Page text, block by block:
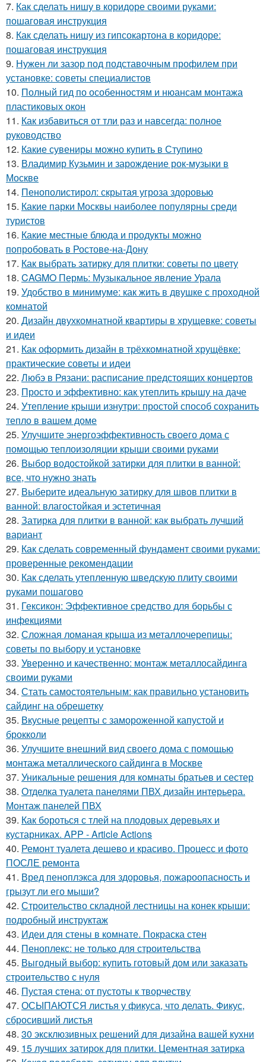
7. Как сделать нишу в коридоре своими руками:
пошаговая инструкция
8. Как сделать нишу из гипсокартона в коридоре:
пошаговая инструкция
9. Нужен ли зазор под подставочным профилем при
установке: советы специалистов
10. Полный гид по особенностям и нюансам монтажа
пластиковых окон
11. Как избавиться от тли раз и навсегда: полное
руководство
12. Какие сувениры можно купить в Ступино
13. Владимир Кузьмин и зарождение рок-музыки в
Москве
14. Пенополистирол: скрытая угроза здоровью
15. Какие парки Москвы наиболее популярны среди
туристов
16. Какие местные блюда и продукты можно
попробовать в Ростове-на-Дону
17. Как выбрать затирку для плитки: советы по цвету
18. CAGMO Пермь: Музыкальное явление Урала
19. Удобство в минимуме: как жить в двушке с проходной
комнатой
20. Дизайн двухкомнатной квартиры в хрущевке: советы
и идеи
21. Как оформить дизайн в трёхкомнатной хрущёвке:
практические советы и идеи
22. Любэ в Рязани: расписание предстоящих концертов
23. Просто и эффективно: как утеплить крышу на даче
24. Утепление крыши изнутри: простой способ сохранить
тепло в вашем доме
25. Улучшите энергоэффективность своего дома с
помощью теплоизоляции крыши своими руками
26. Выбор водостойкой затирки для плитки в ванной:
все, что нужно знать
27. Выберите идеальную затирку для швов плитки в
ванной: влагостойкая и эстетичная
28. Затирка для плитки в ванной: как выбрать лучший
вариант
29. Как сделать современный фундамент своими руками:
проверенные рекомендации
30. Как сделать утепленную шведскую плиту своими
руками пошагово
31. Гексикон: Эффективное средство для борьбы с
инфекциями
32. Сложная ломаная крыша из металлочерепицы:
советы по выбору и установке
33. Уверенно и качественно: монтаж металлосайдинга
своими руками
34. Стать самостоятельным: как правильно установить
сайдинг на обрешетку
35. Вкусные рецепты с замороженной капустой и
брокколи
36. Улучшите внешний вид своего дома с помощью
монтажа металлического сайдинга в Москве
37. Уникальные решения для комнаты братьев и сестер
38. Отделка туалета панелями ПВХ дизайн интерьера.
Монтаж панелей ПВХ
39. Как бороться с тлей на плодовых деревьях и
кустарниках. APP - Article Actions
40. Ремонт туалета дешево и красиво. Процесс и фото
ПОСЛЕ ремонта
41. Вред пеноплэкса для здоровья, пожароопасность и
грызут ли его мыши?
42. Строительство складной лестницы на конек крыши:
подробный инструктаж
43. Идеи для стены в комнате. Покраска стен
44. Пеноплекс: не только для строительства
45. Выгодный выбор: купить готовый дом или заказать
строительство с нуля
46. Пустая стена: от пустоты к творчеству
47. ОСЫПАЮТСЯ листья у фикуса, что делать. Фикус,
сбросивший листья
48. 30 эксклюзивных решений для дизайна вашей кухни
49. 15 лучших затирок для плитки. Цементная затирка